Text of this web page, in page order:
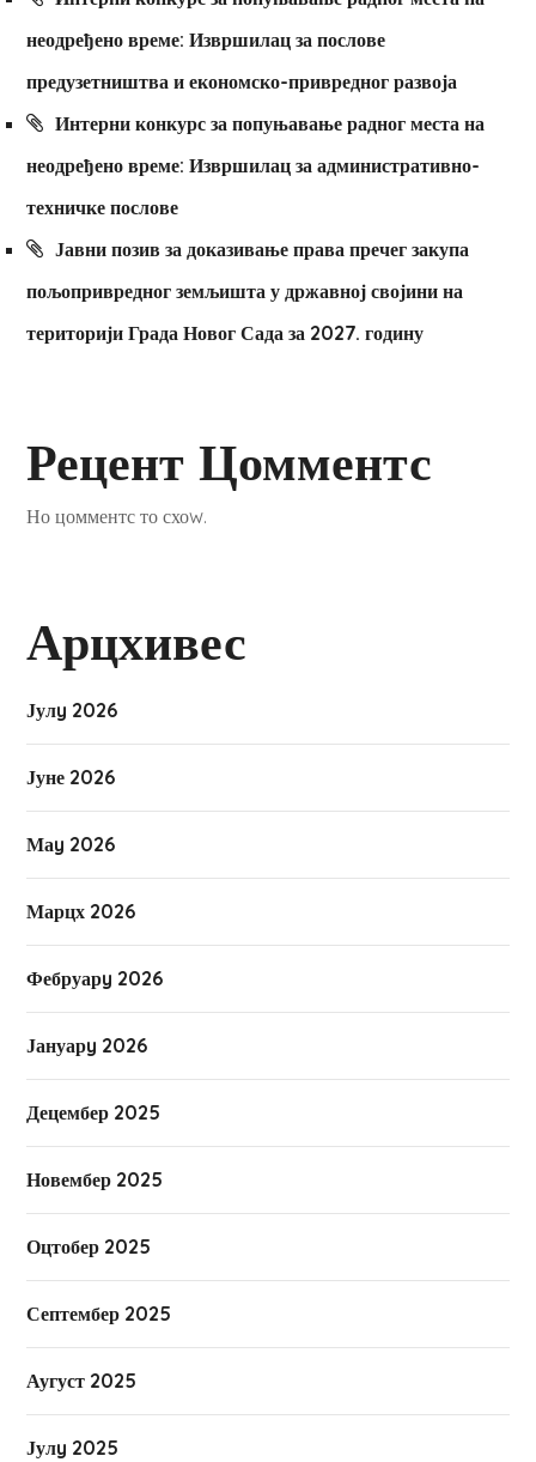
неодређено време: Извршилац за послове
предузетништва и економско-привредног развоја
Интерни конкурс за попуњавање радног места на
неодређено време: Извршилац за административно-
техничке послове
Јавни позив за доказивање права пречег закупа
пољопривредног земљишта у државној својини на
територији Града Новог Сада за 2027. годину
Рецент Цомментс
Но цомментс то схоw.
Арцхивес
Јулy 2026
Јуне 2026
Маy 2026
Марцх 2026
Фебруарy 2026
Јануарy 2026
Децембер 2025
Новембер 2025
Оцтобер 2025
Септембер 2025
Аугуст 2025
Јулy 2025